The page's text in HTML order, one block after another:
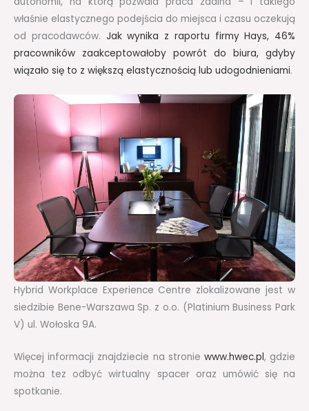
właśnie elastycznego podejścia do miejsca i czasu oczekują
od pracodawców. Jak wynika z raportu firmy Hays, 46%
pracowników zaakceptowałoby powrót do biura, gdyby
wiązało się to z większą elastycznością lub udogodnieniami.
Hybrid Workplace Experience Centre zlokalizowane jest w
siedzibie Bene-Warszawa Sp. z o.o. (Platinium Business Park
V) ul. Wołoska 9A.
Więcej informacji znajdziecie na stronie www.hwec.pl, gdzie
można tez odbyć wirtualny spacer oraz umówić się na
spotkanie.